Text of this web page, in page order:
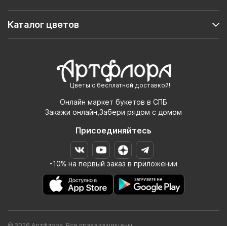
Цветы с бесплатной доставкой!
Онлайн маркет букетов в СПБ
Закажи онлайн,Забери рядом с домом
Присоединяйтесь
-10% на первый заказ в приложении
Каталог цветов